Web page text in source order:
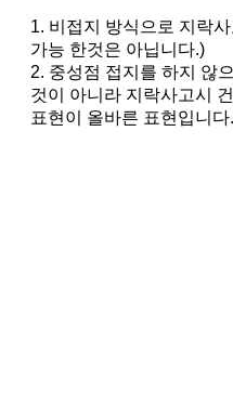
1. 비접지 방식으로 지락
가능 한것은 아닙니다.)
2. 중성점 접지를 하지 않
것이 아니라 지락사고시
표현이 올바른 표현입니다.